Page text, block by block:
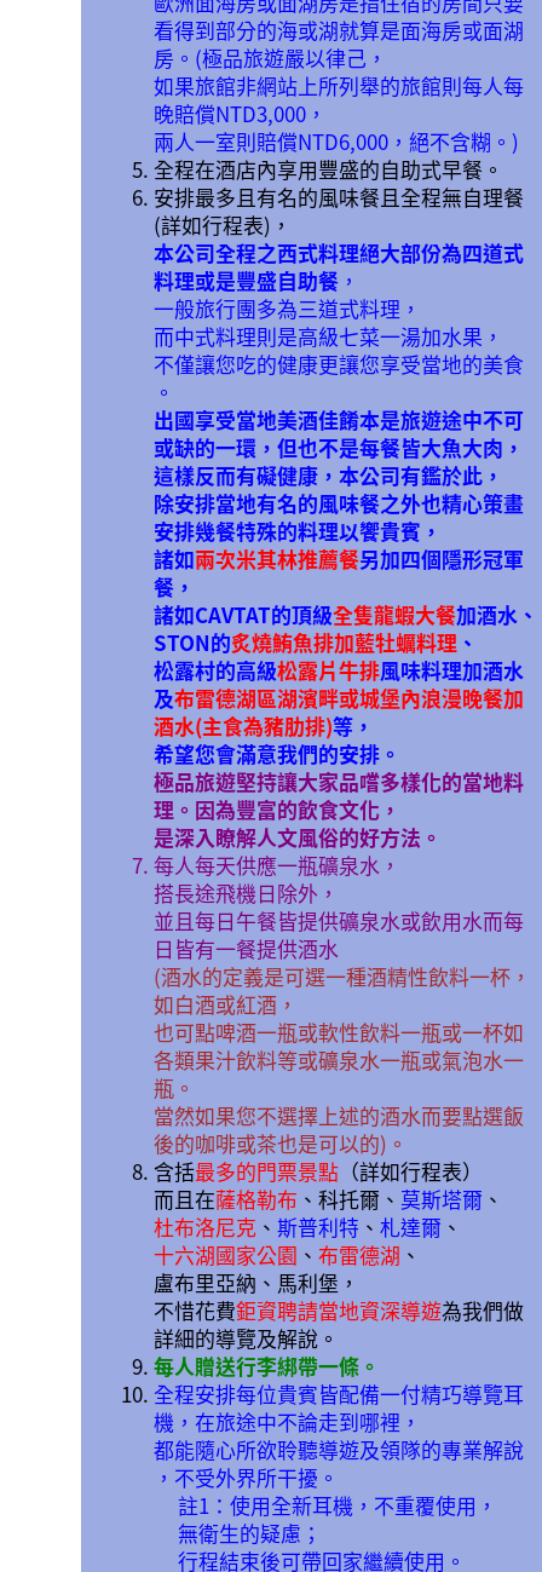
看得到部分的海或湖就算是面海房或面湖
房。(極品旅遊嚴以律己，
如果旅館非網站上所列舉的旅館則每人每
晚賠償NTD3,000，
兩人一室則賠償NTD6,000，絕不含糊。)
全程在酒店內享用豐盛的自助式早餐。
安排最多且有名的風味餐且全程無自理餐
(詳如行程表)，
本公司全程之西式料理絕大部份為四道式
料理或是豐盛自助餐 ，
一般旅行團多為三道式料理，
而中式料理則是高級七菜一湯加水果，
不僅讓您吃的健康更讓您享受當地的美食
。
出國享受當地美酒佳餚本是旅遊途中不可
或缺的一環，但也不是每餐皆大魚大肉，
這樣反而有礙健康，本公司有鑑於此，
除安排當地有名的風味餐之外也精心策畫
安排幾餐特殊的料理以饗貴賓，
諸如兩次米其林推薦餐另加四個隱形冠軍
餐，
諸如CAVTAT的頂級全隻龍蝦大餐加酒水、
STON的炙燒鮪魚排加藍牡蠣料理 、
松露村的高級松露片牛排風味料理加酒水
及布雷德湖區湖濱畔或城堡內浪漫晚餐加
酒水(主食為豬肋排)等，
希望您會滿意我們的安排。
極品旅遊堅持讓大家品嚐多樣化的當地料
理。因為豐富的飲食文化，
是深入瞭解人文風俗的好方法。
每人每天供應一瓶礦泉水，
搭長途飛機日除外，
並且每日午餐皆提供礦泉水或飲用水而每
日皆有一餐提供酒水
(酒水的定義是可選一種酒精性飲料一杯，
如白酒或紅酒，
也可點啤酒一瓶或軟性飲料一瓶或一杯如
各類果汁飲料等或礦泉水一瓶或氣泡水一
瓶。
當然如果您不選擇上述的酒水而要點選飯
後的咖啡或茶也是可以的)。
含括最多的門票景點 （詳如行程表）
而且在薩格勒布 、科托爾、 莫斯塔爾 、
杜布洛尼克 、斯普利特 、札達爾 、
十六湖國家公園 、布雷德湖 、
盧布里亞納、馬利堡，
不惜花費鉅資聘請當地資深導遊為我們做
詳細的導覽及解說。
每人贈送行李綁帶一條。
全程安排每位貴賓皆配備一付精巧導覽耳
機，在旅途中不論走到哪裡，
都能隨心所欲聆聽導遊及領隊的專業解說
，不受外界所干擾。
註1：使用全新耳機，不重覆使用，
無衛生的疑慮；
行程結束後可帶回家繼續使用。